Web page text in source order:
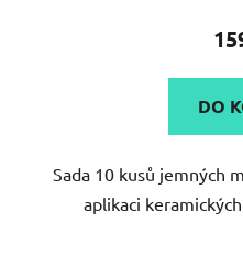
DO
Sada 10 kusů jemných
aplikaci keramických